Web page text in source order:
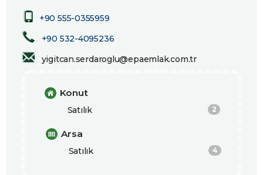
+90 555-0355959
+90 532-4095236
yigitcan.serdaroglu@epaemlak.com.tr
Konut
Satılık 2
Arsa
Satılık 4